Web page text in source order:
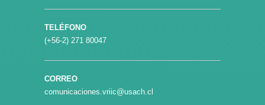
TELÉFONO
(+56-2) 271 80047
CORREO
comunicaciones.vriic@usach.cl